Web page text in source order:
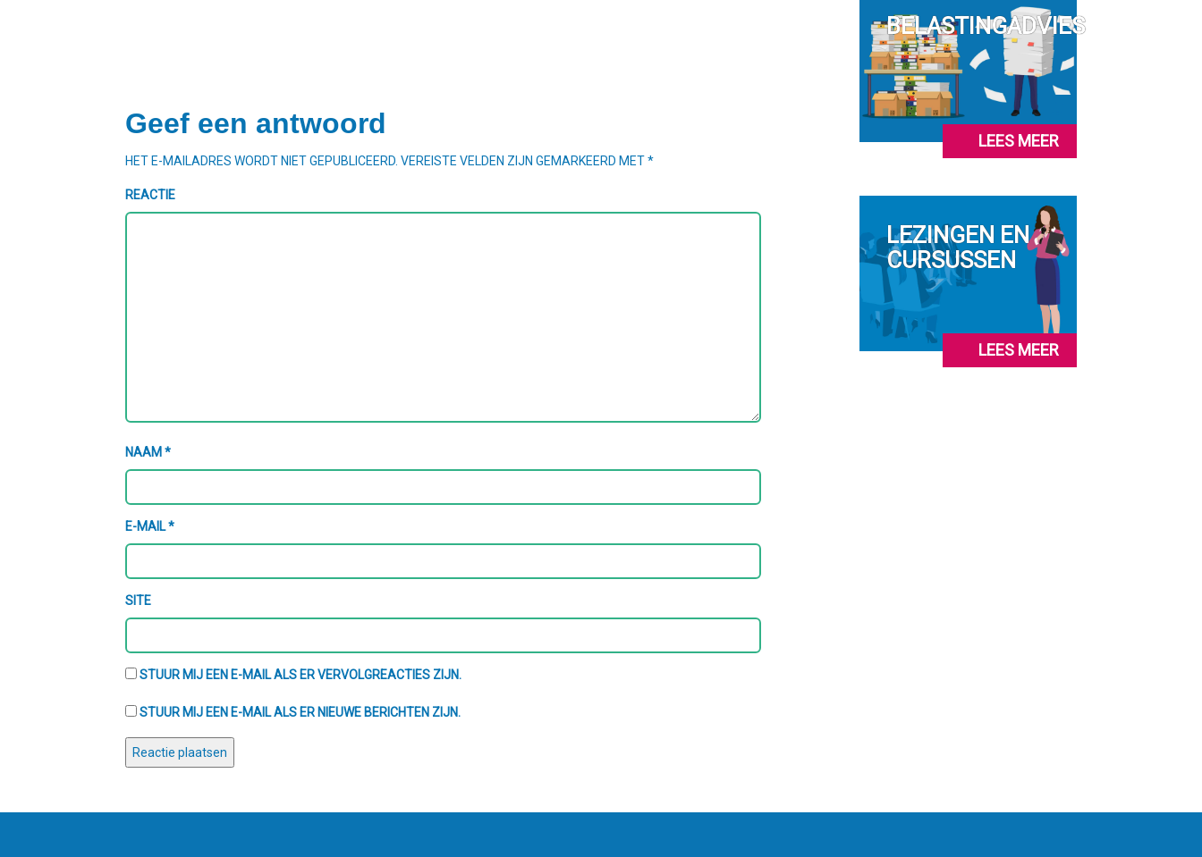
Geef een antwoord
HET E-MAILADRES WORDT NIET GEPUBLICEERD. VEREISTE VELDEN ZIJN GEMARKEERD MET*
REACTIE
NAAM *
E-MAIL*
SITE
STUUR MIJ EEN E-MAIL ALS ER VERVOLGREACTIES ZIJN.
STUUR MIJ EEN E-MAIL ALS ER NIEUWE BERICHTEN ZIJN.
BELASTINGADVIES
LEES MEER
LEZINGEN EN
CURSUSSEN
LEES MEER